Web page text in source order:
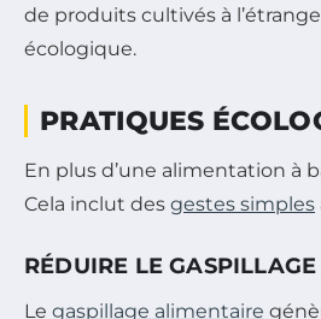
de produits cultivés à
écologique.
PRATIQUES
En plus d’une alimentation à
Cela inclut des gestes simples
RÉDUIRE LE
Le gaspillage alimentaire